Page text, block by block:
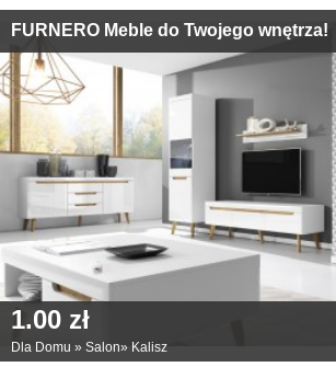
FURNERO Meble do Twojego wnętrza!
1.00 zł
Dla Domu » Salon» Kalisz